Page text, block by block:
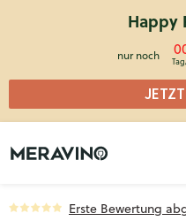
Happy
nur noch
Erste Bewertung